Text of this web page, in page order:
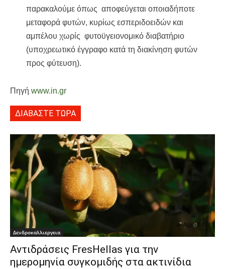
παρακαλούμε όπως αποφεύγεται οποιαδήποτε
μεταφορά φυτών, κυρίως εσπεριδοειδών και
αμπέλου χωρίς φυτοϋγειονομικό διαβατήριο
(υποχρεωτικό έγγραφο κατά τη διακίνηση φυτών
προς φύτευση).
Πηγή www.in.gr
ΔΙΑΒΑΣΤΕ ΤΩΡΑ
Δενδροκαλλιεργεια
Αντιδράσεις FresHellas για την
ημερομηνία συγκομιδής στα ακτινίδια